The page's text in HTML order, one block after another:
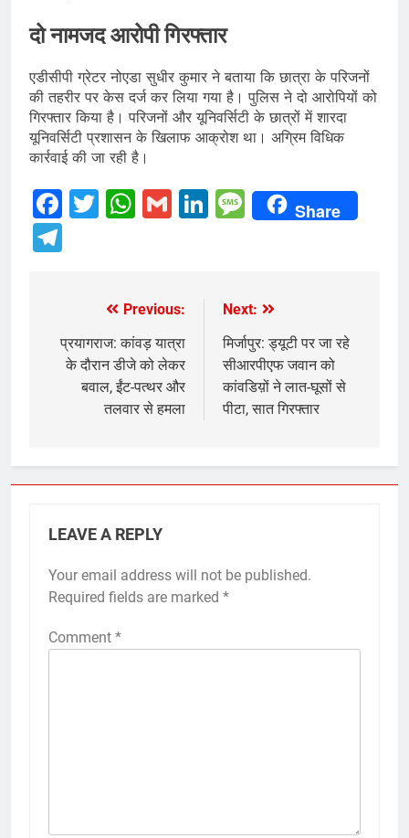
दो नामजद आरोपी गिरफ्तार
एडीसीपी ग्रेटर नोएडा सुधीर कुमार ने बताया कि छात्रा के परिजनों
की तहरीर पर केस दर्ज कर लिया गया है। पुलिस ने दो आरोपियों को
गिरफ्तार किया है। परिजनों और यूनिवर्सिटी के छात्रों में शारदा
यूनिवर्सिटी प्रशासन के खिलाफ आक्रोश था। अग्रिम विधिक
कार्रवाई की जा रही है।
Facebook
Twitter
WhatsApp
GmailLinkedIn
Message
Share
navigation
Previous:
प्रयागराज: कांवड़ यात्रा
के दौरान डीजे को लेकर
बवाल, ईंट-पत्थर और
तलवार से हमला
Next:
मिर्जापुर: ड्यूटी पर जा रहे
सीआरपीएफ जवान को
कांवडिय़ों ने लात-घूसों से
पीटा, सात गिरफ्तार
LEAVE A REPLY
Your email address will not be published.
Required fields are marked *
Comment *